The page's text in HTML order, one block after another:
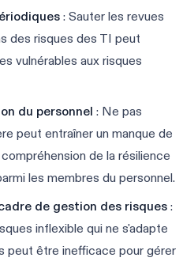
: Sauter les revues
des risques des TI peut
vulnérables aux risques
du personnel : Ne pas
peut entraîner un manque de
de la résilience
les membres du personnel.
de gestion des risques :
inflexible qui ne s'adapte
peut être inefficace pour gérer